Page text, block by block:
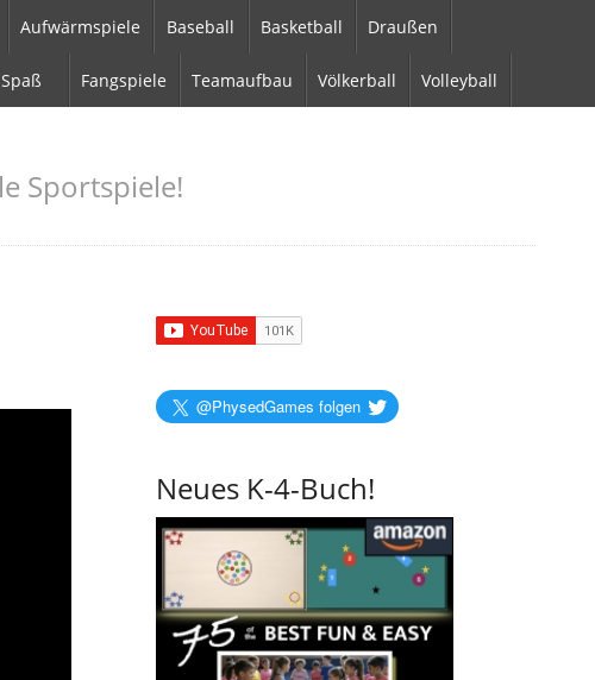
Aufwärmspiele Baseball Basketball Draußen
Spaß Fangspiele Teamaufbau Völkerball Volleyball
Sportspiele!
@PhysedGames folgen
Neues K-4-Buch!